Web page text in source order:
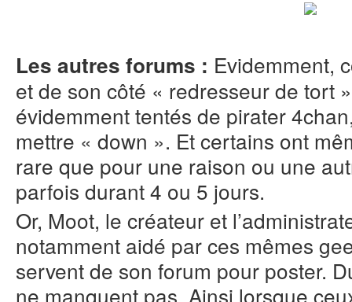
Les autres forums : Evidemment,
et de son côté « redresseur de tort
évidemment tentés de pirater
mettre « down ». Et certains ont
rare que pour une raison ou une
parfois durant 4 ou 5 jours.
Or, Moot, le créateur et
notamment aidé par ces mêmes
servent de son forum pour poster.
ne manquent pas. Ainsi lorsque